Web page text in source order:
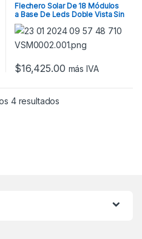
Flechero Solar De 18 Módulos
a Base De Leds Doble Vista Sin
Corriente Alterna
$16,425.00 más IVA
4 resultados